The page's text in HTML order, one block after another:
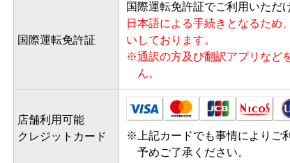
国際運転免許証
国際運転免許証でご利用いただ
日本語による手続きとなるため
いしております。
※通訳の方及び翻訳アプリなど
ん。
店舗利用可能
クレジットカード
※ 上記カードでも事情によりご
予めご了承ください。